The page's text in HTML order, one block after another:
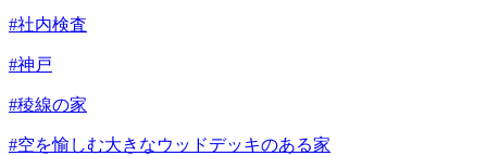
#社内検査
#神戸
#稜線の家
#空を愉しむ大きなウッドデッキのある家